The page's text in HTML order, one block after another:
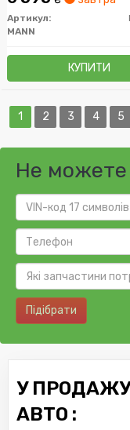
Артикул:
MANN
КУПИТИ
1 2 3 4 5
Не можете
Підібрати
У ПРОДАЖУ
АВТО :